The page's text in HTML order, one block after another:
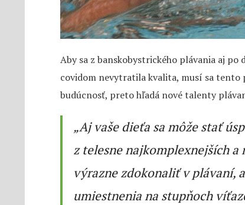
Aby sa z banskobystrického plávania aj
covidom nevytratila kvalita, musí sa tento
budúcnosť, preto hľadá nové talenty
„Aj vaše dieťa sa môže stať
z telesne najkomplexnejších a
výrazne zdokonaliť v plávaní,
umiestnenia na stupňoch